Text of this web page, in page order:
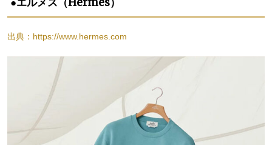
●エルメス（Hermes）
出典：https://www.hermes.com